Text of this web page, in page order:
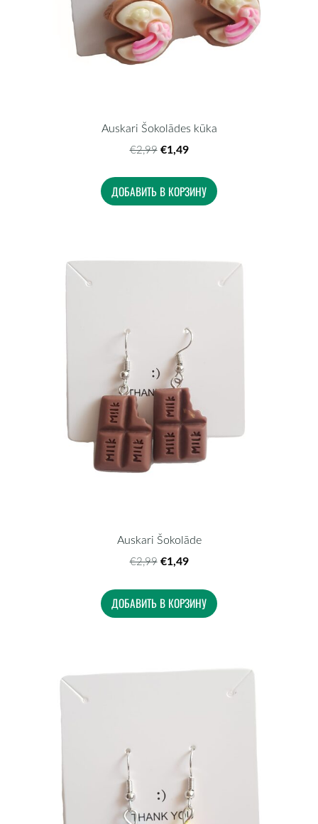
Auskari Šokolādes kūka
€2,99 €1,49
ДОБАВИТЬ В КОРЗИНУ
Auskari Šokolāde
€2,99 €1,49
ДОБАВИТЬ В КОРЗИНУ